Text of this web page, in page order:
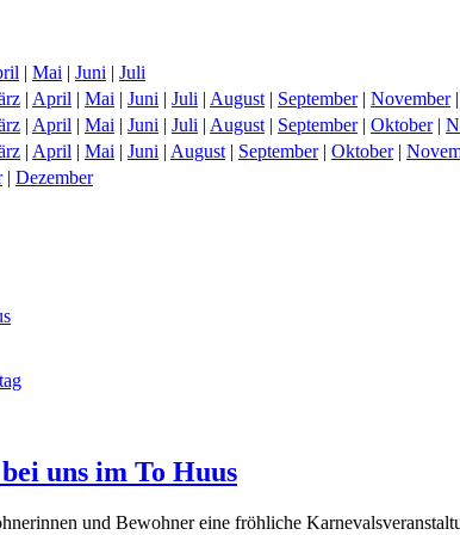
| Mai | Juni | Juli
| April | Mai | Juni | Juli | August | September| November|
| April | Mai | Juni | Juli | August | September| Oktober|
| April | Mai | Juni | August | September| Oktober|
| Dezember
uns im To Huus
und Bewohner eine fröhliche